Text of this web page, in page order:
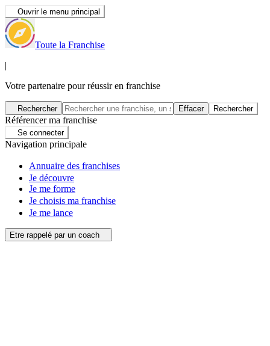
Ouvrir le menu principal
Toute la Franchise
|
Votre partenaire pour réussir en franchise
Rechercher Effacer Rechercher
Référencer ma franchise
Se connecter
Navigation principale
Annuaire des franchises
Je découvre
Je me forme
Je choisis ma franchise
Je me lance
Etre rappelé par un coach